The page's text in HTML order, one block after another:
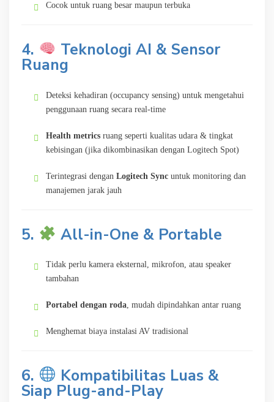
Cocok untuk ruang besar maupun terbuka
4. Teknologi AI & Sensor
Ruang
Deteksi kehadiran (occupancy sensing) untuk mengetahui
penggunaan ruang secara real-time
Health metrics ruang seperti kualitas udara & tingkat
kebisingan (jika dikombinasikan dengan Logitech Spot)
Terintegrasi dengan Logitech Sync untuk monitoring dan
manajemen jarak jauh
5. All-in-One & Portable
Tidak perlu kamera eksternal, mikrofon, atau speaker
tambahan
Portabel dengan roda, mudah dipindahkan antar ruang
Menghemat biaya instalasi AV tradisional
6. Kompatibilitas Luas &
Siap Plug-and-Play